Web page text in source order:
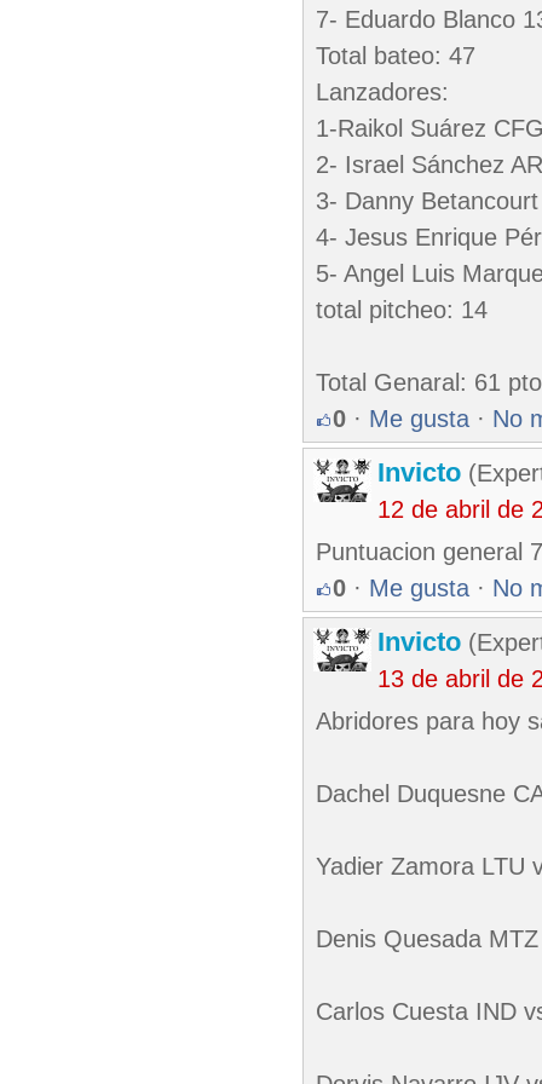
7- Eduardo Blanco
Total bateo: 47
Lanzadores:
1-Raikol Suárez
2- Israel Sánchez
3- Danny
4- Jesus Enrique
5- Angel Luis
total pitcheo: 14
Total Genaral: 61
0 · Me gusta · No
Invicto
12 de abril de
Puntuacion general
0 · Me gusta · No
Invicto
13 de abril de
Abridores para hoy
Dachel Duquesne
Yadier Zamora LTU
Denis Quesada
Carlos Cuesta IND